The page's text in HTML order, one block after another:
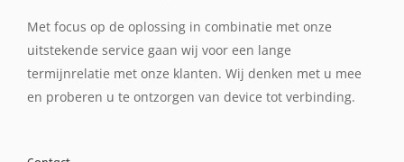
Met focus op de oplossing in combinatie met onze
uitstekende service gaan wij voor een lange
termijnrelatie met onze klanten. Wij denken met u mee
en proberen u te ontzorgen van device tot verbinding.